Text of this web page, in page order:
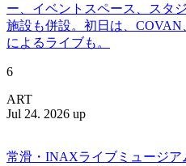
ー、イベントスペース、スタ
施設も併設。初日は、COVAN
によるライブも。
6
ART
Jul 24. 2026 up
常滑・INAXライブミュージア